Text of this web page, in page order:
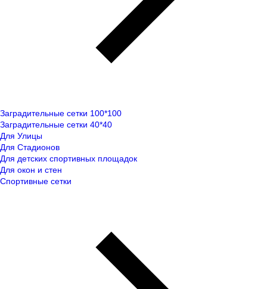
Заградительные сетки 100*100
Заградительные сетки 40*40
Для Улицы
Для Стадионов
Для детских спортивных площадок
Для окон и стен
Спортивные сетки